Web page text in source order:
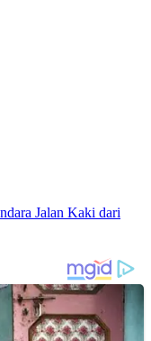
Jalan Kaki dari